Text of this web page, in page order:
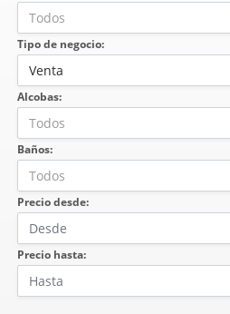
Todos
Tipo de negocio:
Venta
Alcobas:
Todos
Baños:
Todos
Precio desde:
Precio hasta: